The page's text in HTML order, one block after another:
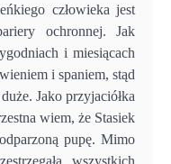
człowieka jest
ochronnej. Jak
i miesiącach
i spaniem, stąd
Jako przyjaciółka
wiem, że Stasiek
pupę. Mimo
wszystkich